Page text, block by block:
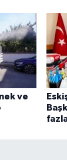
ve